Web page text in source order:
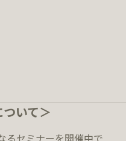
いて＞
るセミナーを開催中で